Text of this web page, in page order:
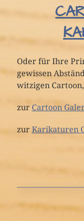
Oder für Ihre
gewissen
witzigen
zur Cartoon
zur Karikaturen